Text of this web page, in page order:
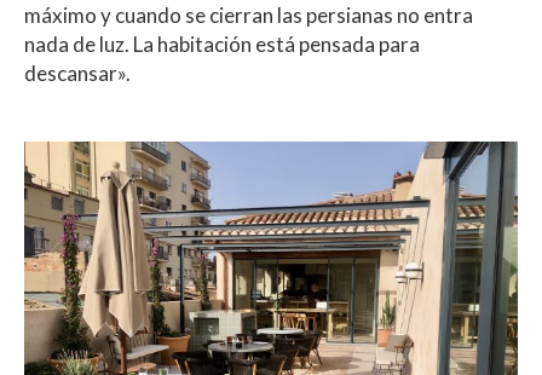
máximo y cuando se cierran las persianas no entra
nada de luz. La habitación está pensada para
descansar».